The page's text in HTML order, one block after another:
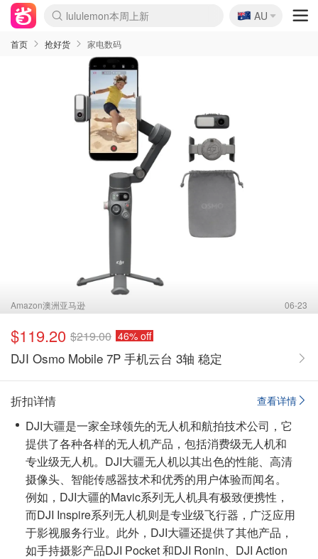
lululemon本周上新
Sasa美妆护肤3.5折
SSENSE年中3折
FreshBeauty好价汇总
Cettire降价+叠9折
Farfetch折上8折
WWS Coles超市实拍
viagogo二手票捡漏
Myer清仓1折起
The Outnet奢牌1折起
David Jones 3折起
Flannels大牌1折
Perfumes Club护肤1折
AMIRO返校季6.2折
Oweek抽奖送Airpods
Amazon折扣汇总
eToro入金$200送$50
Amazon数码好物
ICONIC本周7.5折
ThedoubleF高奢地板价
Moose Knuckles 6折
丝芙兰5折起
EUFY官网3.7折起
Selenichast首饰2折
Trip机票酒店促销
YSL送5件彩妆礼
Amazon家居好物
BIGBANG巡演开票
David Jones时尚3折
Amazon美妆护肤
雅漾大喷$8
过敏原检测盒$33
伊索独家赠50ml沐浴露
科颜氏送高保湿面霜
SEALIFE海洋馆门票6折
丝塔芙大白罐$16
订阅Newsletter送香薰
Cult Beauty 6.8折
Harrods圣诞日历2.3折
LN-CC奢牌私促3折
d'Alba空姐喷雾$16
EVE LOM套装逆天2折
Bernardelli独家4折
Adore Beauty 6折起
CT圣诞日历
Mytheresa奢品2.7折
🇦🇺
AU
首页 抢好货 家电数码
Amazon澳洲亚马逊 06-23
$119.20 $219.00 46% off
DJI Osmo Mobile 7P 手机云台 3轴 稳定
查看详情
折扣详情
DJI大疆是一家全球领先的无人机和航拍技术公司，它
提供了各种各样的无人机产品，包括消费级无人机和
专业级无人机。DJI大疆无人机以其出色的性能、高清
摄像头、智能传感器技术和优秀的用户体验而闻名。
例如，DJI大疆的Mavic系列无人机具有极致便携性，
而DJI Inspire系列无人机则是专业级飞行器，广泛应用
于影视服务行业。此外，DJI大疆还提供了其他产品，
如手持摄影产品DJI Pocket 和DJI Ronin、DJI Action